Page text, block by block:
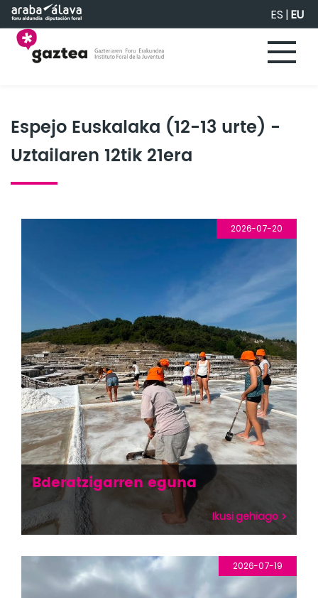
Eduki nagusira joan ES |EU
Espejo Euskalaka (12-13 urte) -
Uztailaren 12tik 21era
2026-07-20
Bderatzigarren eguna
Ikusi gehiago
2026-07-19